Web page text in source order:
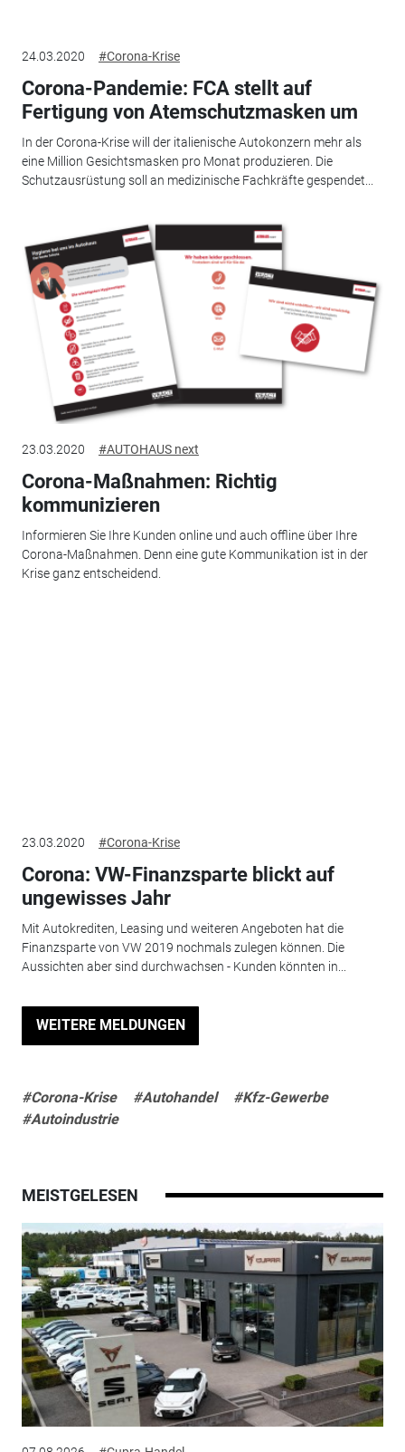
24.03.2020 #Corona-Krise
Corona-Pandemie: FCA stellt auf
Fertigung von Atemschutzmasken um
In der Corona-Krise will der italienische Autokonzern mehr als
eine Million Gesichtsmasken pro Monat produzieren. Die
Schutzausrüstung soll an medizinische Fachkräfte gespendet...
23.03.2020 #AUTOHAUS next
Corona-Maßnahmen: Richtig
kommunizieren
Informieren Sie Ihre Kunden online und auch offline über Ihre
Corona-Maßnahmen. Denn eine gute Kommunikation ist in der
Krise ganz entscheidend.
23.03.2020 #Corona-Krise
Corona: VW-Finanzsparte blickt auf
ungewisses Jahr
Mit Autokrediten, Leasing und weiteren Angeboten hat die
Finanzsparte von VW 2019 nochmals zulegen können. Die
Aussichten aber sind durchwachsen - Kunden könnten in...
WEITERE MELDUNGEN
#Corona-Krise #Autohandel
#Kfz-Gewerbe
#Autoindustrie
MEISTGELESEN